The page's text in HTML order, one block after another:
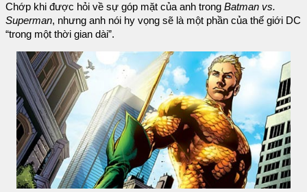
Chớp khi được hỏi về sự góp mặt của anh trong Batman vs.
Superman, nhưng anh nói hy vọng sẽ là một phần của thế giới DC
“trong một thời gian dài”.